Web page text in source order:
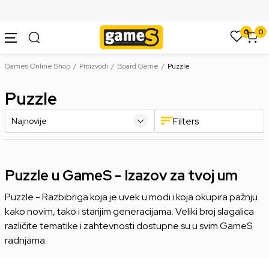
0 0
Games Online Shop Proizvodi Board Game Puzzle
Puzzle
Filters
Puzzle u GameS - Izazov za tvoj um
Puzzle - Razbibriga koja je uvek u modi i koja okupira pažnju
kako novim, tako i starijim generacijama. Veliki broj slagalica
različite tematike i zahtevnosti dostupne su u svim GameS
radnjama.